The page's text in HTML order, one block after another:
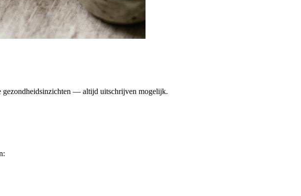
gezondheidsinzichten — altijd uitschrijven mogelijk.